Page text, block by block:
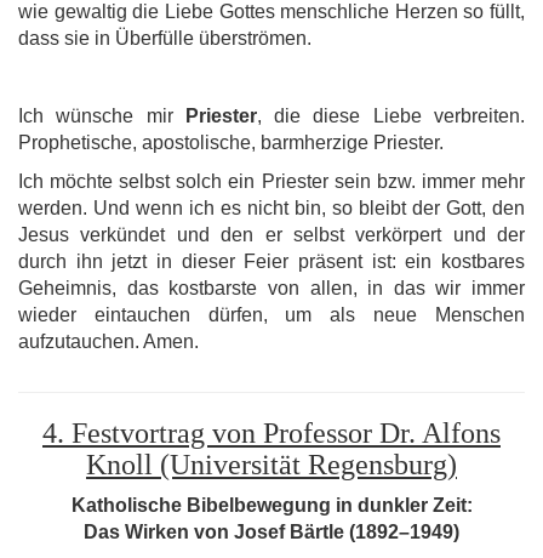
wie gewaltig die Liebe Gottes menschliche Herzen so füllt,
dass sie in Überfülle überströmen.
Ich wünsche mir Priester, die diese Liebe verbreiten.
Prophetische, apostolische, barmherzige Priester.
Ich möchte selbst solch ein Priester sein bzw. immer mehr
werden. Und wenn ich es nicht bin, so bleibt der Gott, den
Jesus verkündet und den er selbst verkörpert und der
durch ihn jetzt in dieser Feier präsent ist: ein kostbares
Geheimnis, das kostbarste von allen, in das wir immer
wieder eintauchen dürfen, um als neue Menschen
aufzutauchen. Amen.
4. Festvortrag von Professor Dr. Alfons
Knoll (Universität Regensburg)
Katholische Bibelbewegung in dunkler Zeit:
Das Wirken von Josef Bärtle (1892–1949)